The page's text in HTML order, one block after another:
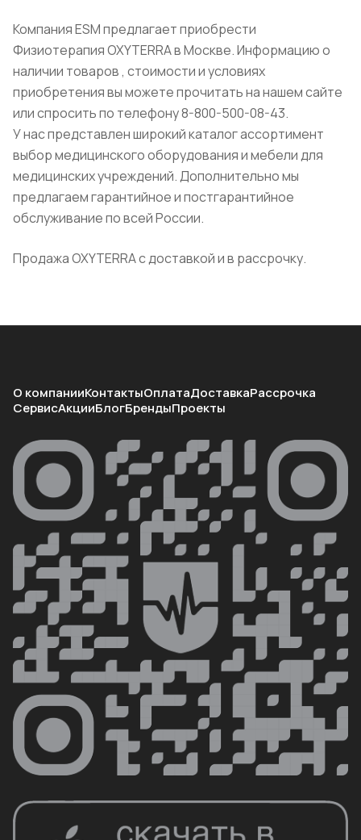
Компания ESM предлагает приобрести
Физиотерапия OXYTERRA в Москве. Информацию о
наличии товаров , стоимости и условиях
приобретения вы можете прочитать на нашем сайте
или спросить по телефону 8-800-500-08-43.
У нас представлен широкий каталог ассортимент
выбор медицинского оборудования и мебели для
медицинских учреждений. Дополнительно мы
предлагаем гарантийное и постгарантийное
обслуживание по всей России.
Продажа OXYTERRA с доставкой и в рассрочку.
О компанииКонтактыОплатаДоставкаРассрочка
СервисАкцииБлогБрендыПроекты